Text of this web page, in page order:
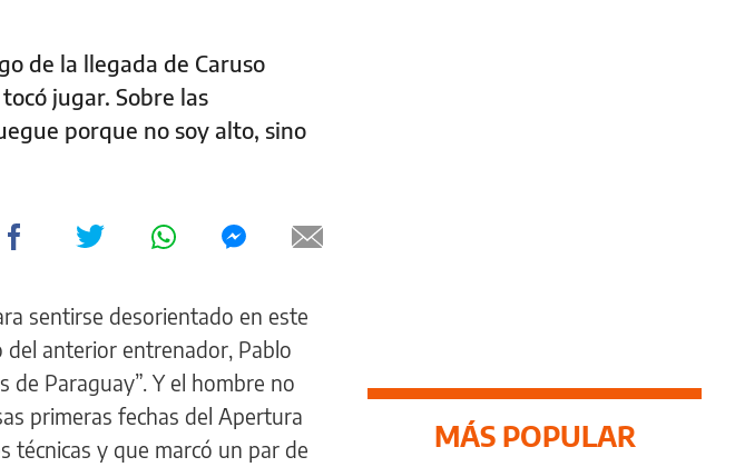
de la llegada de Caruso
jugar. Sobre las
porque no soy alto, sino
sentirse desorientado en este
del anterior entrenador, Pablo
de Paraguay”. Y el hombre no
primeras fechas del Apertura
técnicas y que marcó un par de
MÁS POPULAR